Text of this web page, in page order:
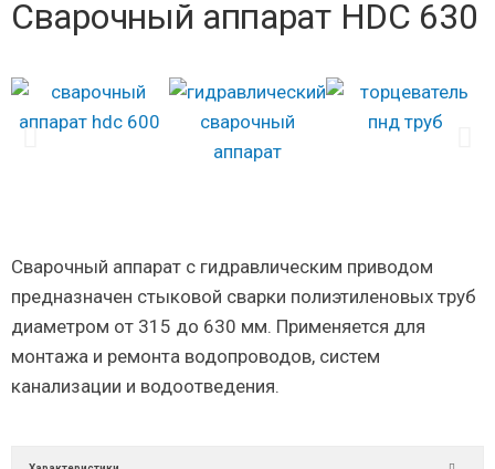
Сварочный аппарат HDC 630
Сварочный аппарат с гидравлическим приводом
предназначен стыковой сварки полиэтиленовых труб
диаметром от 315 до 630 мм. Применяется для
монтажа и ремонта водопроводов, систем
канализации и водоотведения.